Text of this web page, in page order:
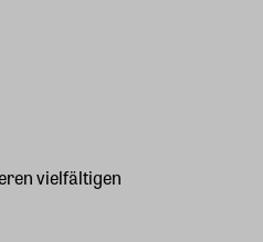
vielfältigen